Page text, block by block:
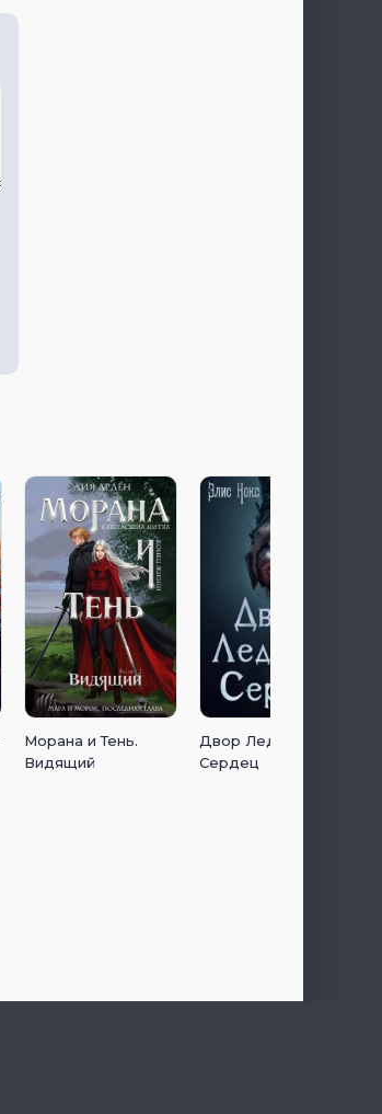
Морана и Тень.
Видящий
Двор Ледяных
Сердец